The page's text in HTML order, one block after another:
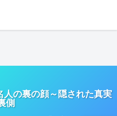
人の裏の顔～隠された真実
側